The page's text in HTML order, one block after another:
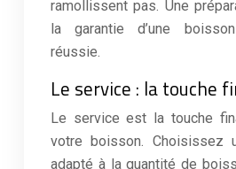
ramollissent pas. Une
la garantie d’une
réussie.
Le service : la touche
Le service est la touche
votre boisson. Choisissez
adapté à la quantité de